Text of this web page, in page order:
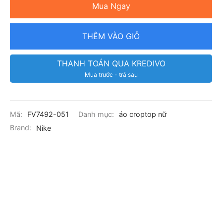
Mua Ngay
THÊM VÀO GIỎ
THANH TOÁN QUA KREDIVO
Mua trước - trả sau
Mã: FV7492-051 Danh mục:
áo croptop nữ
Brand:
Nike